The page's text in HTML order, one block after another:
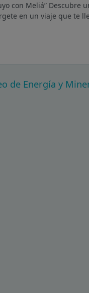
con Meliá”
en un viaje que te
de Energía y